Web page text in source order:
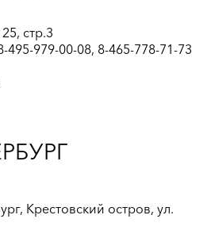
стр.3
495-979-00-08, 8-465-778-71-73
Крестовский остров, ул.